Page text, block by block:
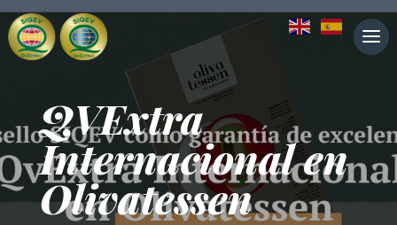
QVExtra
Internacional en
Olivatessen